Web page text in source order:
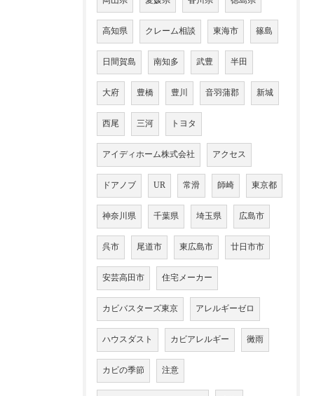
高知県 クレーム相談 東海市 篠島
日間賀島 南知多 武豊 半田
大府 豊橋 豊川 音羽蒲郡 新城
西尾 三河 トヨタ
アイディホーム株式会社 アクセス
ドアノブ UR 常滑 師崎 東京都
神奈川県 千葉県 埼玉県 広島市
呉市 尾道市 東広島市 廿日市市
安芸高田市 住宅メーカー
カビバスターズ東京 アレルギーゼロ
ハウスダスト カビアレルギー 黴雨
カビの季節 注意